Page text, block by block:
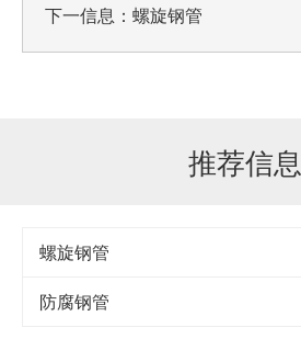
下一信息： 螺旋钢管
推荐信息
螺旋钢管
防腐钢管